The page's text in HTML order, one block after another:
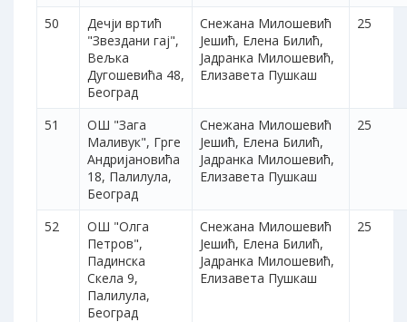
50
Дечји вртић
"Звездани гај",
Вељка
Дугошевића 48,
Београд
Снежана Милошевић
Јешић, Елена Билић,
Јадранка Милошевић,
Елизавета Пушкаш
25
51
ОШ "Зага
Маливук", Грге
Андријановића
18, Палилула,
Београд
Снежана Милошевић
Јешић, Елена Билић,
Јадранка Милошевић,
Елизавета Пушкаш
25
52
ОШ "Олга
Петров",
Падинска
Скела 9,
Палилула,
Београд
Снежана Милошевић
Јешић, Елена Билић,
Јадранка Милошевић,
Елизавета Пушкаш
25